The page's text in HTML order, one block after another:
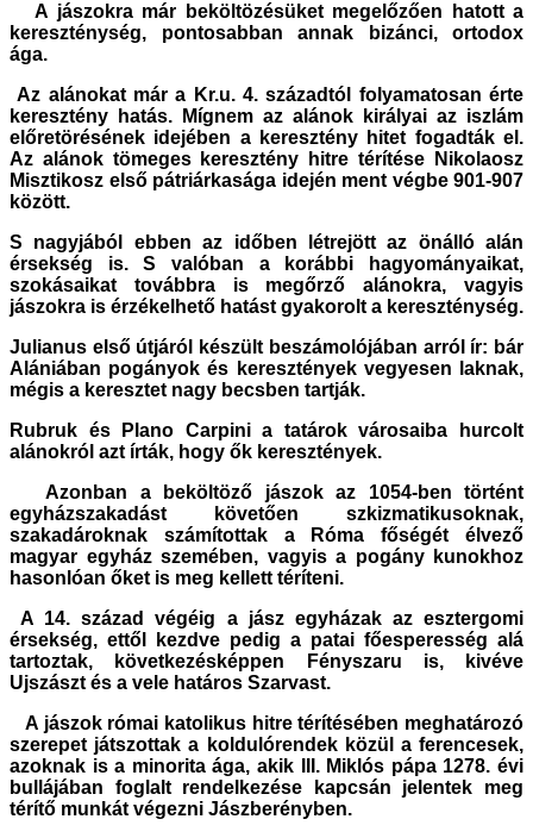
A jászokra már beköltözésüket megelőzően hatott a
kereszténység, pontosabban annak bizánci, ortodox
ága.
Az alánokat már a Kr.u. 4. századtól folyamatosan érte
keresztény hatás. Mígnem az alánok királyai az iszlám
előretörésének idejében a keresztény hitet fogadták el.
Az alánok tömeges keresztény hitre térítése Nikolaosz
Misztikosz első pátriárkasága idején ment végbe 901-907
között.
S nagyjából ebben az időben létrejött az önálló alán
érsekség is. S valóban a korábbi hagyományaikat,
szokásaikat továbbra is megőrző alánokra, vagyis
jászokra is érzékelhető hatást gyakorolt a kereszténység.
Julianus első útjáról készült beszámolójában arról ír: bár
Alániában pogányok és keresztények vegyesen laknak,
mégis a keresztet nagy becsben tartják.
Rubruk és Plano Carpini a tatárok városaiba hurcolt
alánokról azt írták, hogy ők keresztények.
Azonban a beköltöző jászok az 1054-ben történt
egyházszakadást követően szkizmatikusoknak,
szakadároknak számítottak a Róma főségét élvező
magyar egyház szemében, vagyis a pogány kunokhoz
hasonlóan őket is meg kellett téríteni.
A 14. század végéig a jász egyházak az esztergomi
érsekség, ettől kezdve pedig a patai főesperesség alá
tartoztak, következésképpen Fényszaru is, kivéve
Ujszászt és a vele határos Szarvast.
A jászok római katolikus hitre térítésében meghatározó
szerepet játszottak a koldulórendek közül a ferencesek,
azoknak is a minorita ága, akik III. Miklós pápa 1278. évi
bullájában foglalt rendelkezése kapcsán jelentek meg
térítő munkát végezni Jászberényben.